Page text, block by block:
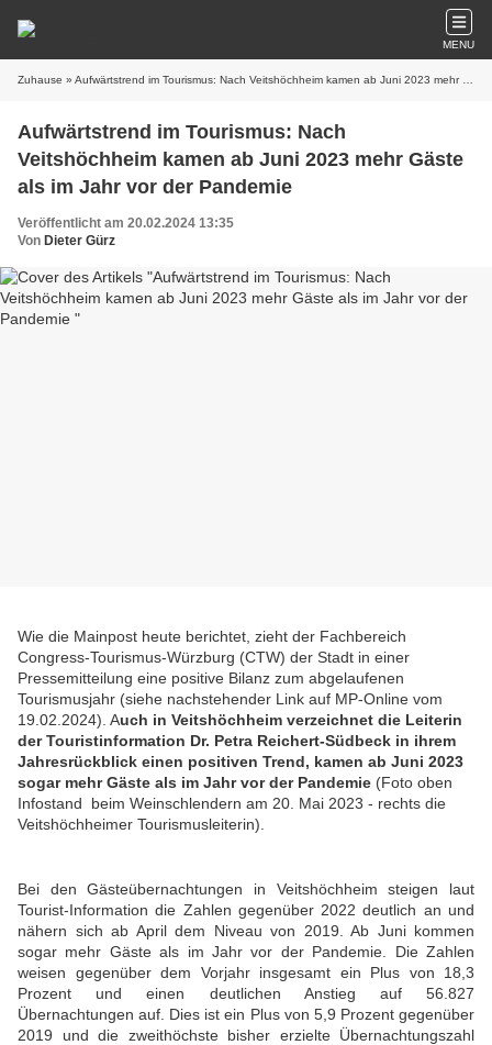
MENU
Zuhause » Aufwärtstrend im Tourismus: Nach Veitshöchheim kamen ab Juni 2023 mehr Gäste als im Jahr vor der Pandemie
Aufwärtstrend im Tourismus: Nach
Veitshöchheim kamen ab Juni 2023 mehr Gäste
als im Jahr vor der Pandemie
Veröffentlicht am 20.02.2024 13:35
Von Dieter Gürz
Wie die Mainpost heute berichtet, zieht der Fachbereich
Congress-Tourismus-Würzburg (CTW) der Stadt in einer
Pressemitteilung eine positive Bilanz zum abgelaufenen
Tourismusjahr (siehe nachstehender Link auf MP-Online vom
19.02.2024). Auch in Veitshöchheim verzeichnet die Leiterin
der Touristinformation Dr. Petra Reichert-Südbeck in ihrem
Jahresrückblick einen positiven Trend, kamen ab Juni 2023
sogar mehr Gäste als im Jahr vor der Pandemie (Foto oben
Infostand beim Weinschlendern am 20. Mai 2023 - rechts die
Veitshöchheimer Tourismusleiterin).
Bei den Gästeübernachtungen in Veitshöchheim steigen laut
Tourist-Information die Zahlen gegenüber 2022 deutlich an und
nähern sich ab April dem Niveau von 2019. Ab Juni kommen
sogar mehr Gäste als im Jahr vor der Pandemie. Die Zahlen
weisen gegenüber dem Vorjahr insgesamt ein Plus von 18,3
Prozent und einen deutlichen Anstieg auf 56.827
Übernachtungen auf. Dies ist ein Plus von 5,9 Prozent gegenüber
2019 und die zweithöchste bisher erzielte Übernachtungszahl